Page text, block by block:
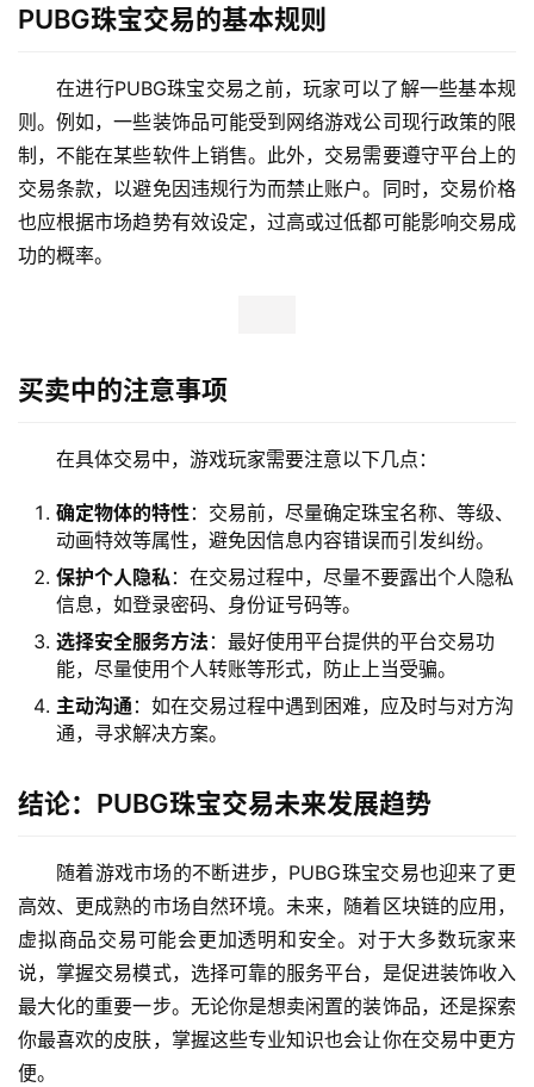
PUBG珠宝交易的基本规则
在进行PUBG珠宝交易之前，玩家可以了解一些基本规
则。例如，一些装饰品可能受到网络游戏公司现行政策的限
制，不能在某些软件上销售。此外，交易需要遵守平台上的
交易条款，以避免因违规行为而禁止账户。同时，交易价格
也应根据市场趋势有效设定，过高或过低都可能影响交易成
功的概率。
买卖中的注意事项
在具体交易中，游戏玩家需要注意以下几点：
确定物体的特性：交易前，尽量确定珠宝名称、等级、
动画特效等属性，避免因信息内容错误而引发纠纷。
保护个人隐私：在交易过程中，尽量不要露出个人隐私
信息，如登录密码、身份证号码等。
选择安全服务方法 ：最好使用平台提供的平台交易功
能，尽量使用个人转账等形式，防止上当受骗。
主动沟通：如在交易过程中遇到困难，应及时与对方沟
通，寻求解决方案。
结论：PUBG珠宝交易未来发展趋势
随着游戏市场的不断进步，PUBG珠宝交易也迎来了更
高效、更成熟的市场自然环境。未来，随着区块链的应用，
虚拟商品交易可能会更加透明和安全。对于大多数玩家来
说，掌握交易模式，选择可靠的服务平台，是促进装饰收入
最大化的重要一步。无论你是想卖闲置的装饰品，还是探索
你最喜欢的皮肤，掌握这些专业知识也会让你在交易中更方
便。